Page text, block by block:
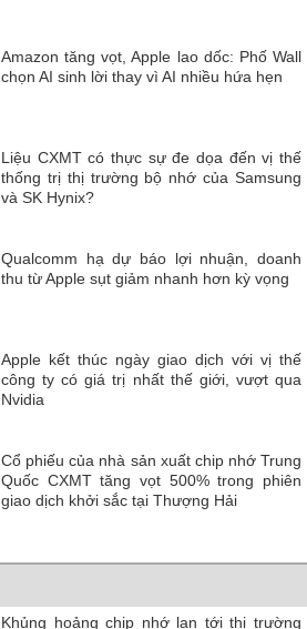
Amazon tăng vọt, Apple lao dốc: Phố Wall
chọn AI sinh lời thay vì AI nhiều hứa hẹn
Liệu CXMT có thực sự đe dọa đến vị thế
thống trị thị trường bộ nhớ của Samsung
và SK Hynix?
Qualcomm hạ dự báo lợi nhuận, doanh
thu từ Apple sụt giảm nhanh hơn kỳ vọng
Apple kết thúc ngày giao dịch với vị thế
công ty có giá trị nhất thế giới, vượt qua
Nvidia
Cổ phiếu của nhà sản xuất chip nhớ Trung
Quốc CXMT tăng vọt 500% trong phiên
giao dịch khởi sắc tại Thượng Hải
Khủng hoảng chip nhớ lan tới thị trường